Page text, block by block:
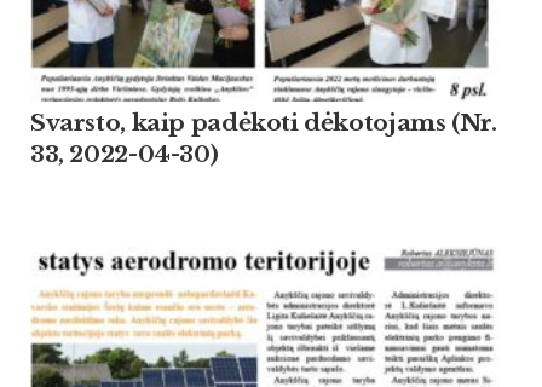
Svarsto, kaip padėkoti dėkotojams (Nr.
33, 2022-04-30)